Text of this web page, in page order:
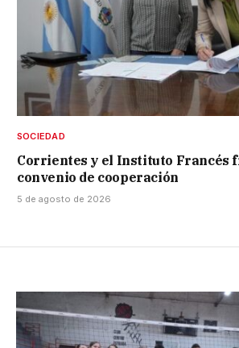
SOCIEDAD
Corrientes y el Instituto Francés
convenio de cooperación
5 de agosto de 2026